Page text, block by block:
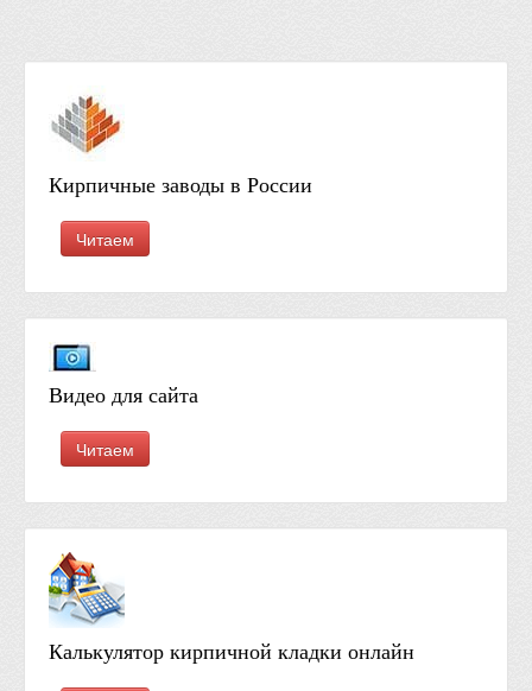
Кирпичные заводы в России
Читаем
Видео для сайта
Читаем
Калькулятор кирпичной кладки онлайн